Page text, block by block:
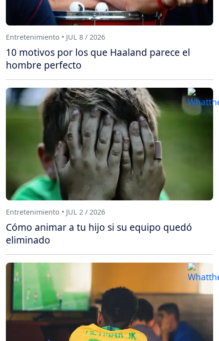
Entretenimiento • JUL 8 / 2026
10 motivos por los que Haaland parece el
hombre perfecto
Entretenimiento • JUL 2 / 2026
Cómo animar a tu hijo si su equipo quedó
eliminado